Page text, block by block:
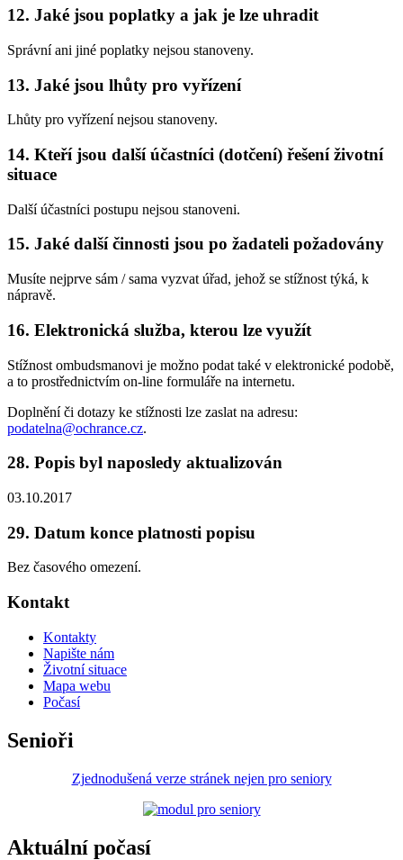
12. Jaké jsou poplatky a jak je lze uhradit
Správní ani jiné poplatky nejsou stanoveny.
13. Jaké jsou lhůty pro vyřízení
Lhůty pro vyřízení nejsou stanoveny.
14. Kteří jsou další účastníci (dotčení) řešení životní
situace
Další účastníci postupu nejsou stanoveni.
15. Jaké další činnosti jsou po žadateli požadovány
Musíte nejprve sám / sama vyzvat úřad, jehož se stížnost týká, k
nápravě.
16. Elektronická služba, kterou lze využít
Stížnost ombudsmanovi je možno podat také v elektronické podobě,
a to prostřednictvím on-line formuláře na internetu.
Doplnění či dotazy ke stížnosti lze zaslat na adresu:
podatelna@ochrance.cz.
28. Popis byl naposledy aktualizován
03.10.2017
29. Datum konce platnosti popisu
Bez časového omezení.
Kontakt
Kontakty
Napište nám
Životní situace
Mapa webu
Počasí
Senioři
Zjednodušená verze stránek nejen pro seniory
Aktuální počasí